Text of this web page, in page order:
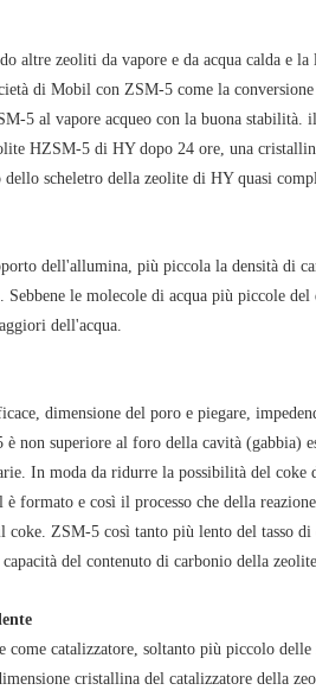
altre zeoliti da vapore e da acqua calda e
di Mobil con ZSM-5 come la
5 al vapore acqueo con la buona
HZSM-5 di HY dopo 24 ore, una
dello scheletro della zeolite di HY quasi
dell'allumina, più piccola la densità di
le molecole di acqua più piccole
dell'acqua.
dimensione del poro e piegare,
non superiore al foro della cavità (gabbia)
In moda da ridurre la possibilità del
formato e così il processo che della
coke. ZSM-5 così tanto più lento del tasso
del contenuto di carbonio della
come catalizzatore, soltanto più piccolo
cristallina del catalizzatore della